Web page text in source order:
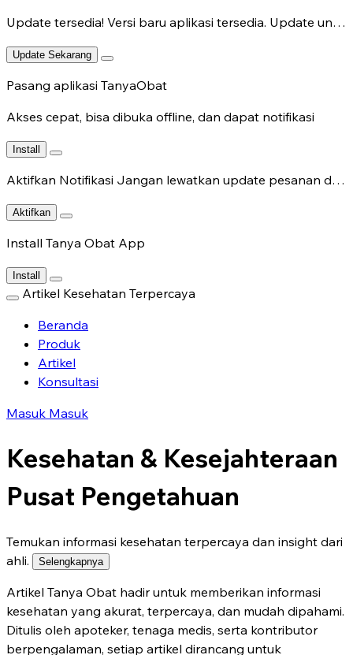
Update tersedia! Versi baru aplikasi tersedia. Update untuk fitur terbaru.
Update Sekarang
Pasang aplikasi TanyaObat
Akses cepat, bisa dibuka offline, dan dapat notifikasi
Install
Aktifkan Notifikasi Jangan lewatkan update pesanan dan chat dokter.
Aktifkan
Install Tanya Obat App
Install
Artikel Kesehatan Terpercaya
Beranda
Produk
Artikel
Konsultasi
Masuk Masuk
Kesehatan & Kesejahteraan
Pusat Pengetahuan
Temukan informasi kesehatan terpercaya dan insight dari
ahli.
Selengkapnya
Artikel Tanya Obat hadir untuk memberikan informasi
kesehatan yang akurat, terpercaya, dan mudah dipahami.
Ditulis oleh apoteker, tenaga medis, serta kontributor
berpengalaman, setiap artikel dirancang untuk